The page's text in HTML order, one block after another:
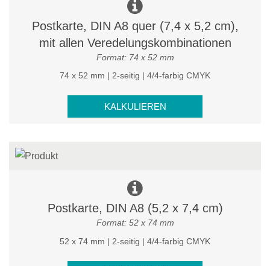
Postkarte, DIN A8 quer (7,4 x 5,2 cm),
mit allen Veredelungskombinationen
Format: 74 x 52 mm
74 x 52 mm | 2-seitig | 4/4-farbig CMYK
KALKULIEREN
Postkarte, DIN A8 (5,2 x 7,4 cm)
Format: 52 x 74 mm
52 x 74 mm | 2-seitig | 4/4-farbig CMYK